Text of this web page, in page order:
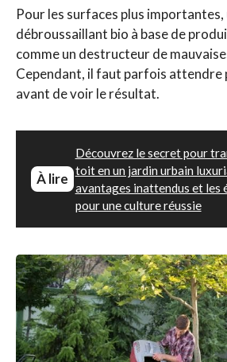
Pour les surfaces plus
débroussaillant bio à base de
comme un destructeur de
Cependant, il faut parfois attendre
avant de voir le résultat.
À lire
Découvrez le secret pour
toit en un jardin urbain
avantages inattendus et les
pour une culture réussie